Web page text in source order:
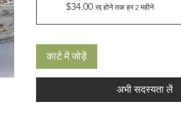
$34.00 रद्द होने तक हर 2 महीने
कार्ट में जोड़ें
अभी सदस्यता लें